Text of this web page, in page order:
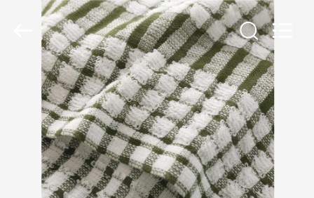
CASA
PRODOTTI
CIRCA
Management